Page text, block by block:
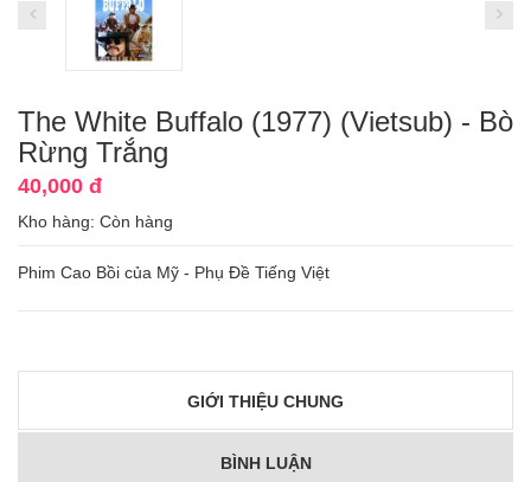
The White Buffalo (1977) (Vietsub) - Bò
Rừng Trắng
40,000 đ
Kho hàng: Còn hàng
Phim Cao Bồi của Mỹ - Phụ Đề Tiếng Việt
GIỚI THIỆU CHUNG
BÌNH LUẬN